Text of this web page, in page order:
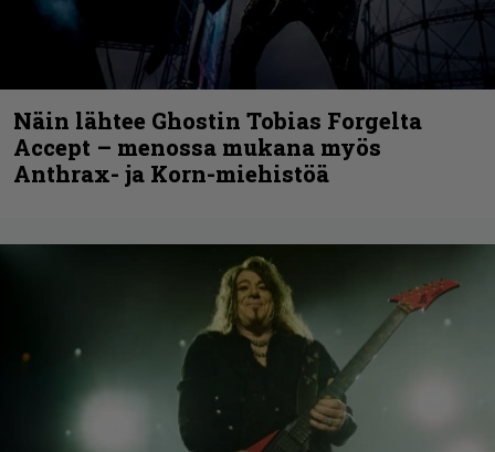
Näin lähtee Ghostin Tobias Forgelta
Accept – menossa mukana myös
Anthrax- ja Korn-miehistöä